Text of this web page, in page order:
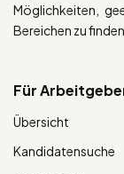
Möglichkeiten,
Bereichen zu finden.
Für
Übersicht
Kandidatensuche